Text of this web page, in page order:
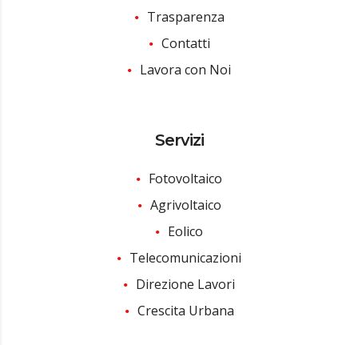
Trasparenza
Contatti
Lavora con Noi
Servizi
Fotovoltaico
Agrivoltaico
Eolico
Telecomunicazioni
Direzione Lavori
Crescita Urbana